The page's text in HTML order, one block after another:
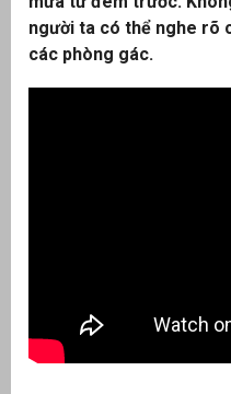
người ta có thể nghe rõ
các phòng gác.